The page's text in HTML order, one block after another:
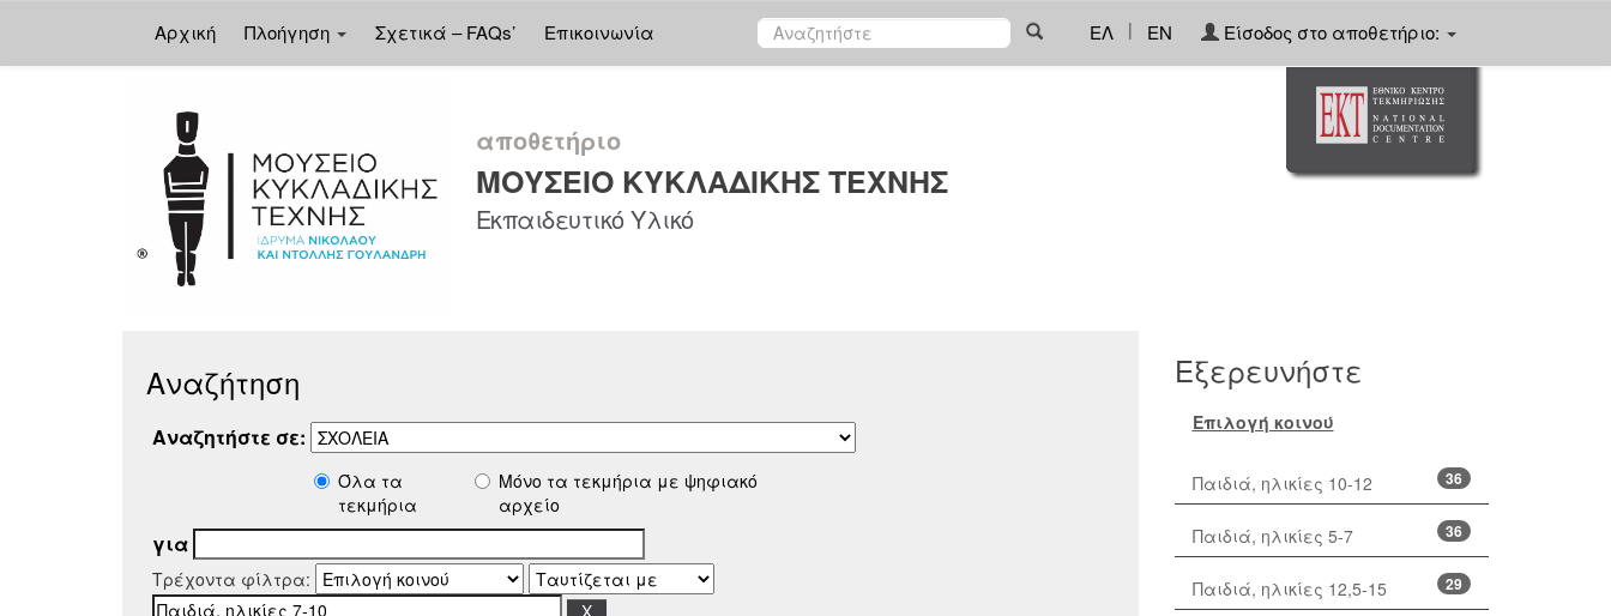
Αρχική Πλοήγηση Σχετικά – FAQs’ Επικοινωνία ΕΛ | EN Είσοδος στο αποθετήριο:
αποθετήριο
ΜΟΥΣΕΙΟ ΚΥΚΛΑΔΙΚΗΣ ΤΕΧΝΗΣ
Εκπαιδευτικό Υλικό
Αναζήτηση
Αναζητήστε σε:
Όλα τα
τεκμήρια
Μόνο τα τεκμήρια με ψηφιακό
αρχείο
για
Τρέχοντα φίλτρα:
Εξερευνήστε
Επιλογή κοινού
36
Παιδιά, ηλικίες 10-12
36
Παιδιά, ηλικίες 5-7
29
Παιδιά, ηλικίες 12,5-15